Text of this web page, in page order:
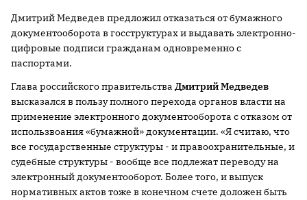
Дмитрий Медведев предложил отказаться от бумажного
документооборота в госструктурах и выдавать электронно-
цифровые подписи гражданам одновременно с
паспортами.
Глава российского правительства Дмитрий Медведев
высказался в пользу полного перехода органов власти на
применение электронного документооборота с отказом от
использвоания «бумажной» документации. «Я считаю, что
все государственные структуры - и правоохранительные, и
судебные структуры - вообще все подлежат переводу на
электронный документооборот. Более того, и выпуск
нормативных актов тоже в конечном счете доложен быть